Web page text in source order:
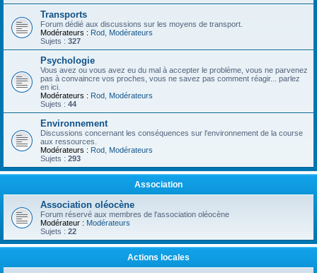
Transports
Forum dédié aux discussions sur les moyens de transport.
Modérateurs : Rod Modérateurs
Sujets : 327
Psychologie
Vous avez ou vous avez eu du mal à accepter le problème, vous ne parvenez
pas à convaincre vos proches, vous ne savez pas comment réagir... parlez
en ici.
Modérateurs : Rod Modérateurs
Sujets : 44
Environnement
Discussions concernant les conséquences sur l'environnement de la course
aux ressources.
Modérateurs : Rod Modérateurs
Sujets : 293
Association
Association oléocène
Forum réservé aux membres de l'association oléocène
Modérateur : Modérateurs
Sujets : 22
Actions locales